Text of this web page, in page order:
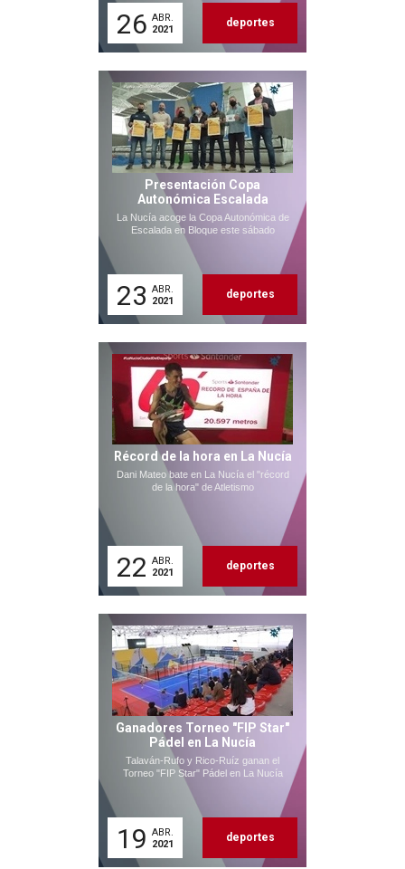
26 ABR.
2021
deportes
Presentación Copa
Autonómica Escalada
La Nucía acoge la Copa Autonómica de
Escalada en Bloque este sábado
23 ABR.
2021
deportes
Récord de la hora en La Nucía
Dani Mateo bate en La Nucía el "récord
de la hora" de Atletismo
22 ABR.
2021
deportes
Ganadores Torneo "FIP Star"
Pádel en La Nucía
Talaván-Rufo y Rico-Ruíz ganan el
Torneo "FIP Star" Pádel en La Nucía
19 ABR.
2021
deportes